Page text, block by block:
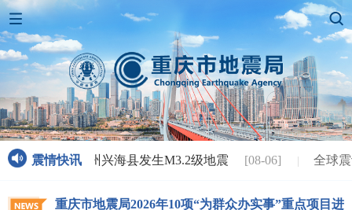
震情快讯
青海海南州兴海县发生M3.2级地震 [08-06] 全球震
重庆市地震局2026年10项“为群众办实事”重点项目进